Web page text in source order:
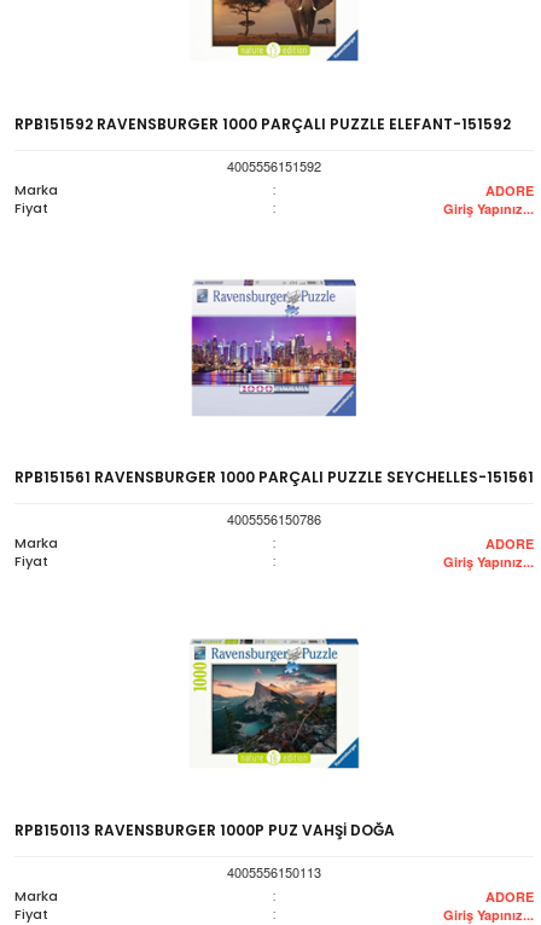
RPB151592 RAVENSBURGER 1000 PARÇALI PUZZLE ELEFANT-151592
4005556151592
Marka
: ADORE
Fiyat : Giriş Yapınız...
RPB151561 RAVENSBURGER 1000 PARÇALI PUZZLE SEYCHELLES-151561
4005556150786
Marka
: ADORE
Fiyat : Giriş Yapınız...
RPB150113 RAVENSBURGER 1000P PUZ VAHŞİ DOĞA
4005556150113
Marka
: ADORE
Fiyat : Giriş Yapınız...